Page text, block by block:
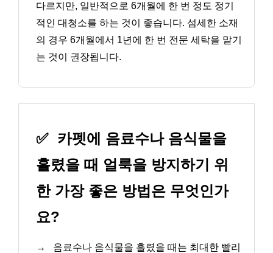
다르지만, 일반적으로 6개월에 한 번 정도 정기
적인 대청소를 하는 것이 좋습니다. 섬세한 소재
의 경우 6개월에서 1년에 한 번 전문 세탁을 맡기
는 것이 권장됩니다.
✅ 카펫에 음료수나 음식물을
흘렸을 때 얼룩을 방지하기 위
한 가장 좋은 방법은 무엇인가
요?
→
음료수나 음식물을 흘렸을 때는 최대한 빨리